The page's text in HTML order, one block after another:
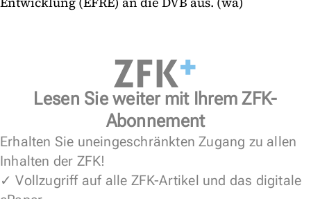
Lesen Sie weiter mit Ihrem ZFK-
Abonnement
Erhalten Sie uneingeschränkten Zugang zu allen
Inhalten der ZFK!
✓ Vollzugriff auf alle ZFK-Artikel und das digitale